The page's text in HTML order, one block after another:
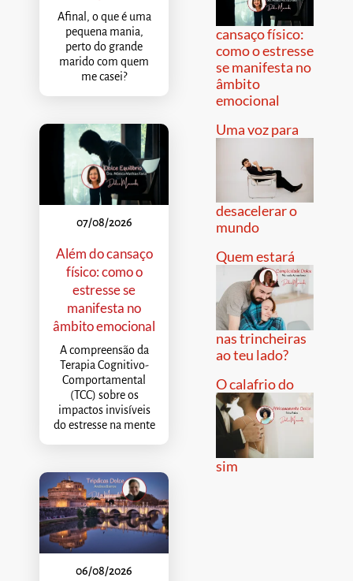
Afinal, o que é uma
pequena mania,
perto do grande
marido com quem
me casei?
07/08/2026
Além do cansaço
físico: como o
estresse se
manifesta no
âmbito emocional
A compreensão da
Terapia Cognitivo-
Comportamental
(TCC) sobre os
impactos invisíveis
do estresse na mente
06/08/2026
cansaço físico:
como o estresse
se manifesta no
âmbito
emocional
Uma voz para
desacelerar o
mundo
Quem estará
nas trincheiras
ao teu lado?
O calafrio do
sim